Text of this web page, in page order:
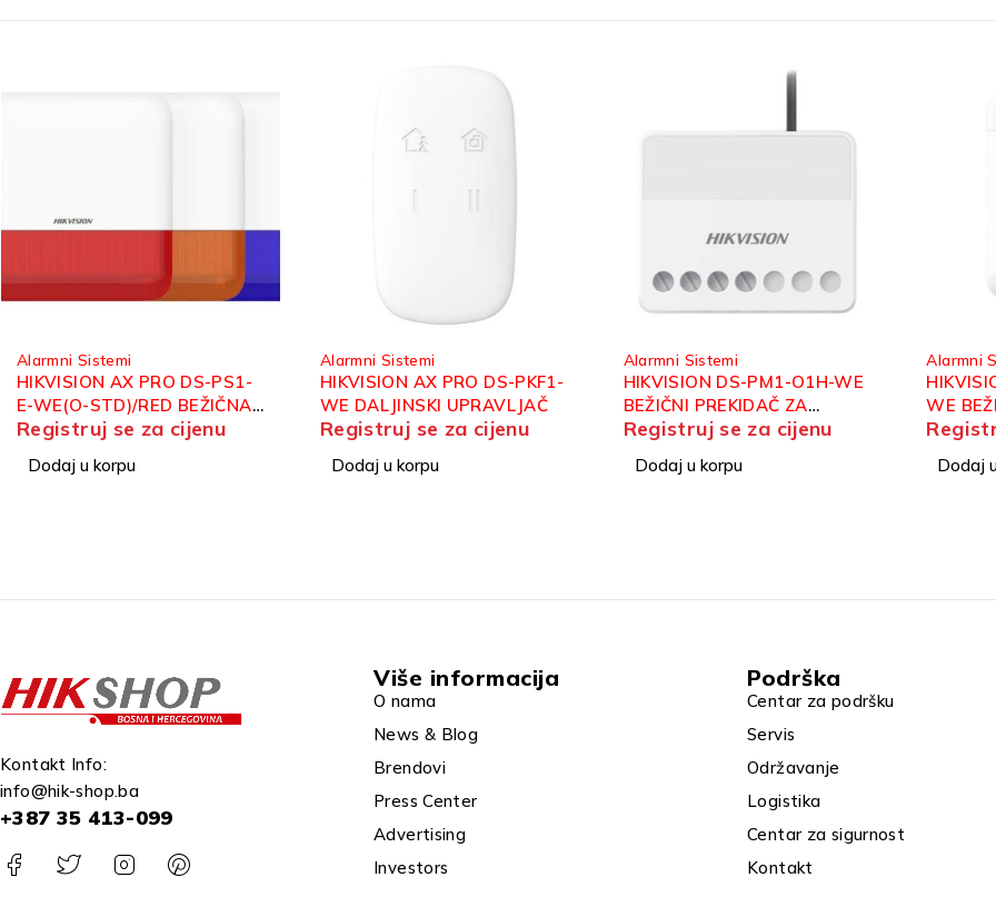
Alarmni Sistemi
HIKVISION AX PRO DS-PKF1-
WE DALJINSKI UPRAVLJAČ
Registruj se za cijenu
Dodaj u korpu
Alarmni Sistemi
HIKVISION DS-PM1-O1H-WE
BEŽIČNI PREKIDAČ ZA
UPRAVLJANJE
Registruj se za cijenu
Dodaj u korpu
Alarmni Sistemi
HIKVISION AX PRO DS-PT1-
WE BEŽIČNI TAG ČITAČ
Registruj se za cijenu
Dodaj u korpu
Kontakt Info:
info@hik-shop.ba
+387 35 413-099
Više informacija
O nama
News & Blog
Brendovi
Press Center
Advertising
Investors
Podrška
Centar za podršku
Servis
Održavanje
Logistika
Centar za sigurnost
Kontakt